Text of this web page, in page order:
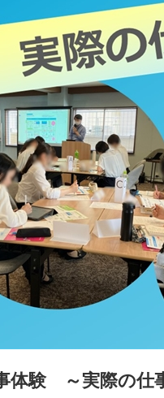
体験 ～実際の仕